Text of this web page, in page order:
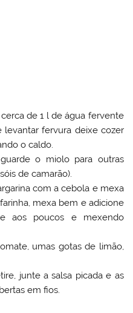
de 1 l de água fervente
levantar fervura deixe cozer
o caldo.
o miolo para outras
de camarão).
com a cebola e mexa
mexa bem e adicione
aos poucos e mexendo
umas gotas de limão,
junte a salsa picada e as
em fios.